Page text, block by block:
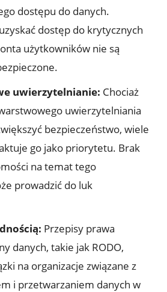
dostępu do danych.
dostęp do krytycznych
użytkowników nie są
‌uwierzytelnianie: Chociaż
uwierzytelniania
bezpieczeństwo, wiele
go jako priorytetu. Brak
na temat tego
prowadzić do luk
Przepisy‍ prawa
danych, takie jak RODO,
na organizacje związane⁢ z
i przetwarzaniem⁤ danych w